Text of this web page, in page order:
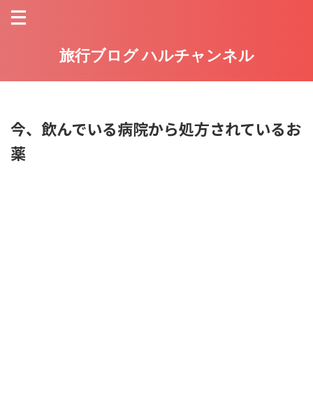
旅行ブログ ハルチャンネル
今、飲んでいる病院から処方されているお
薬